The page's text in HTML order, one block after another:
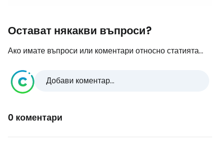
Остават някакви въпроси?
Ако имате въпроси или коментари относно статията...
Добави коментар...
0 коментари